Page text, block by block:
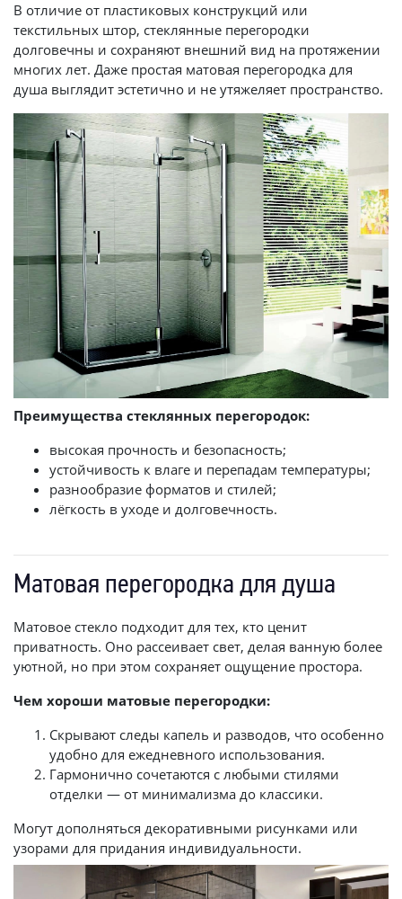
В отличие от пластиковых конструкций или
текстильных штор, стеклянные перегородки
долговечны и сохраняют внешний вид на протяжении
многих лет. Даже простая матовая перегородка для
душа выглядит эстетично и не утяжеляет пространство.
Преимущества стеклянных перегородок:
высокая прочность и безопасность;
устойчивость к влаге и перепадам температуры;
разнообразие форматов и стилей;
лёгкость в уходе и долговечность.
Матовая перегородка для душа
Матовое стекло подходит для тех, кто ценит
приватность. Оно рассеивает свет, делая ванную более
уютной, но при этом сохраняет ощущение простора.
Чем хороши матовые перегородки:
Скрывают следы капель и разводов, что особенно
удобно для ежедневного использования.
Гармонично сочетаются с любыми стилями
отделки — от минимализма до классики.
Могут дополняться декоративными рисунками или
узорами для придания индивидуальности.